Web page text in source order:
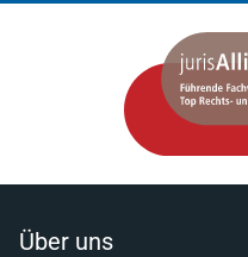
Über uns